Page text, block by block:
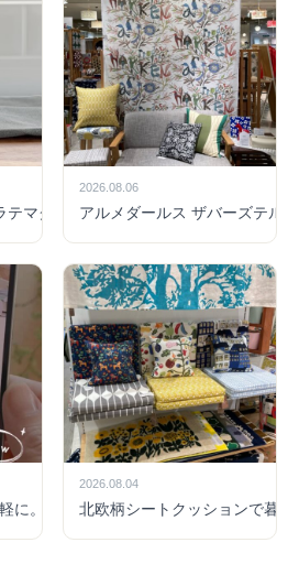
テマグ ベージュの魅力｜北欧食器で楽し
2026.08.06
アルメダールス ザバーズテル
に。その場で見積もりできるLD ORDER
2026.08.04
北欧柄シートクッションで暮